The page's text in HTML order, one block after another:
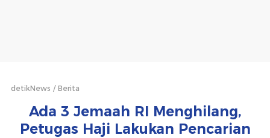
detikNews Berita
Ada 3 Jemaah RI Menghilang,
Petugas Haji Lakukan Pencarian